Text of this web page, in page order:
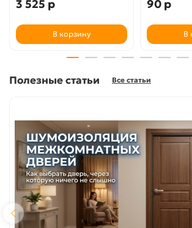
3 525 р
В корзину
90 р
В
Полезные статьи Все статьи